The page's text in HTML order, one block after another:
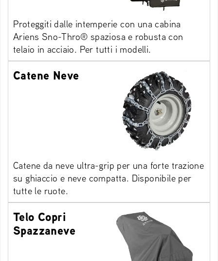
Proteggiti dalle intemperie con una cabina
Ariens Sno-Thro® spaziosa e robusta con
telaio in acciaio. Per tutti i modelli.
Catene Neve
Catene da neve ultra-grip per una forte trazione
su ghiaccio e neve compatta. Disponibile per
tutte le ruote.
Telo Copri
Spazzaneve